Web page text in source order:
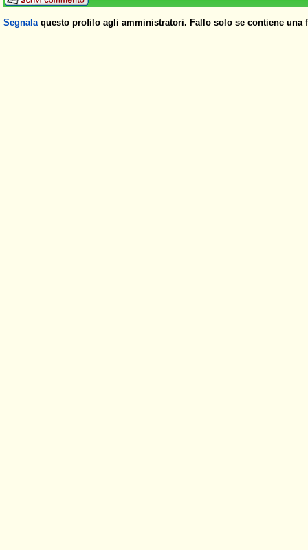
Segnalaquesto profilo agli amministratori. Fallo solo se contiene una